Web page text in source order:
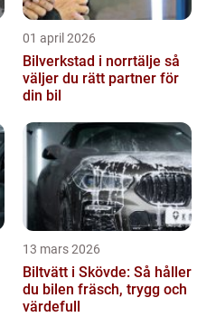
01 april 2026
Bilverkstad i norrtälje så
väljer du rätt partner för
din bil
13 mars 2026
Biltvätt i Skövde: Så håller
du bilen fräsch, trygg och
värdefull